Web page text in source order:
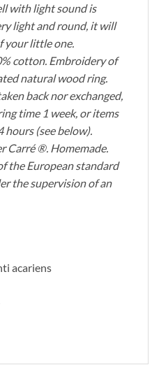
with light sound is
light and round, it will
your little one.
cotton. Embroidery of
natural wood ring.
back nor exchanged,
time 1 week, or items
(see below).
Carré ®. Homemade.
the European standard
the supervision of an
acariens